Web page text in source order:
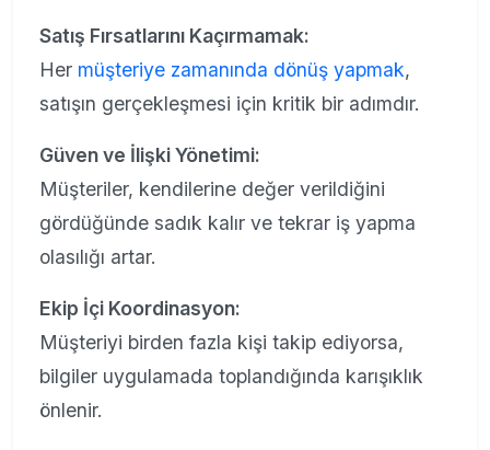
Satış Fırsatlarını Kaçırmamak:
Her müşteriye zamanında dönüş yapmak,
satışın gerçekleşmesi için kritik bir adımdır.
Güven ve İlişki Yönetimi:
Müşteriler, kendilerine değer verildiğini
gördüğünde sadık kalır ve tekrar iş yapma
olasılığı artar.
Ekip İçi Koordinasyon:
Müşteriyi birden fazla kişi takip ediyorsa,
bilgiler uygulamada toplandığında karışıklık
önlenir.